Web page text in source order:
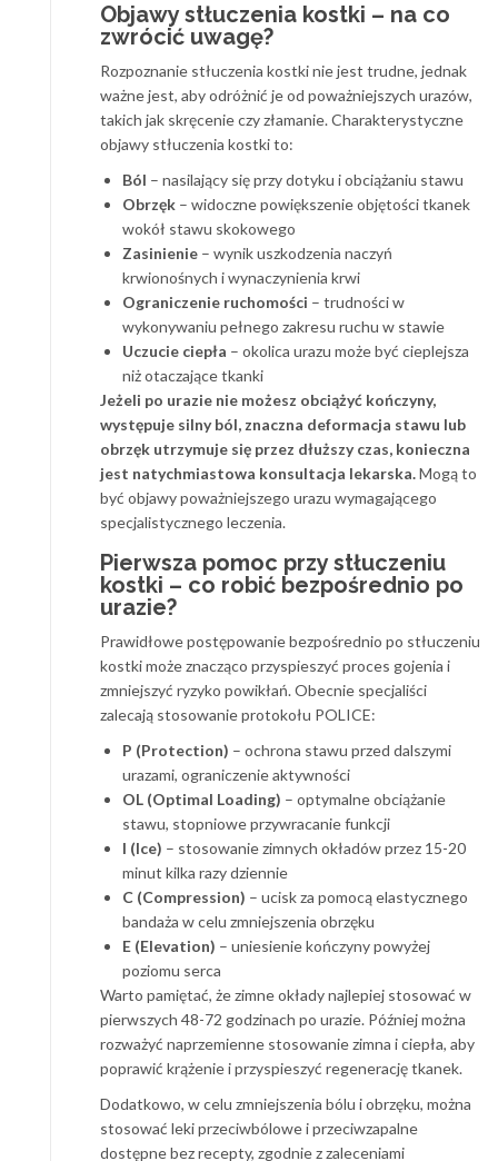
Objawy stłuczenia kostki – na co
zwrócić uwagę?
Rozpoznanie stłuczenia kostki nie jest trudne, jednak
ważne jest, aby odróżnić je od poważniejszych urazów,
takich jak skręcenie czy złamanie. Charakterystyczne
objawy stłuczenia kostki to:
Ból – nasilający się przy dotyku i obciążaniu stawu
Obrzęk – widoczne powiększenie objętości tkanek
wokół stawu skokowego
Zasinienie – wynik uszkodzenia naczyń
krwionośnych i wynaczynienia krwi
Ograniczenie ruchomości – trudności w
wykonywaniu pełnego zakresu ruchu w stawie
Uczucie ciepła – okolica urazu może być cieplejsza
niż otaczające tkanki
Jeżeli po urazie nie możesz obciążyć kończyny,
występuje silny ból, znaczna deformacja stawu lub
obrzęk utrzymuje się przez dłuższy czas, konieczna
jest natychmiastowa konsultacja lekarska.Mogą to
być objawy poważniejszego urazu wymagającego
specjalistycznego leczenia.
Pierwsza pomoc przy stłuczeniu
kostki – co robić bezpośrednio po
urazie?
Prawidłowe postępowanie bezpośrednio po stłuczeniu
kostki może znacząco przyspieszyć proces gojenia i
zmniejszyć ryzyko powikłań. Obecnie specjaliści
zalecają stosowanie protokołu POLICE:
P (Protection) – ochrona stawu przed dalszymi
urazami, ograniczenie aktywności
OL (Optimal Loading) – optymalne obciążanie
stawu, stopniowe przywracanie funkcji
I (Ice) – stosowanie zimnych okładów przez 15-20
minut kilka razy dziennie
C (Compression) – ucisk za pomocą elastycznego
bandaża w celu zmniejszenia obrzęku
E (Elevation) – uniesienie kończyny powyżej
poziomu serca
Warto pamiętać, że zimne okłady najlepiej stosować w
pierwszych 48-72 godzinach po urazie. Później można
rozważyć naprzemienne stosowanie zimna i ciepła, aby
poprawić krążenie i przyspieszyć regenerację tkanek.
Dodatkowo, w celu zmniejszenia bólu i obrzęku, można
stosować leki przeciwbólowe i przeciwzapalne
dostępne bez recepty, zgodnie z zaleceniami